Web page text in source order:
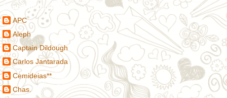
Contribuidores
APC
Aleph
Captain Dildough
Carlos Jantarada
Cemideias**
Chas.